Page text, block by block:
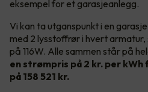
eksempel for et garasjeanlegg.
Vi kan ta utganspunkt i en
med 2 lysstoffrør i hvert
på 116W. Alle sammen står på
en strømpris på 2 kr. per
på 158 521 kr.